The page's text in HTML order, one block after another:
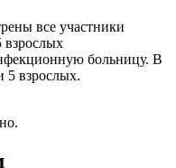
все участники
взрослых
больницу. В
5 взрослых.